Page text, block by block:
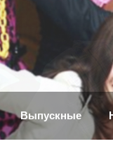
Выпускные